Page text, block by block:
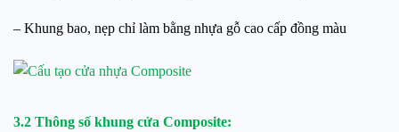
– Khung bao, nẹp chỉ làm bằng nhựa gỗ cao cấp đồng màu
3.2 Thông số khung cửa Composite: